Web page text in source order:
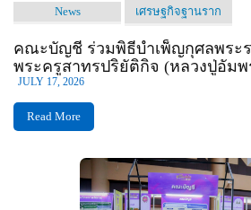
News เศรษฐกิจฐานราก
คณะบัญชี ร่วมพิธีบำเพ็ญกุศลพระ
พระครูสาทรปริยัติกิจ (หลวงปู่อัมพ
JULY 17, 2026
Read More